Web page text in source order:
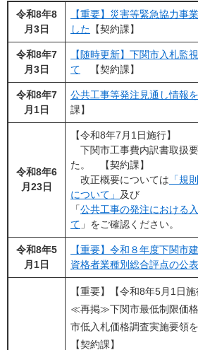
令和8年8
月3日
【重要】災害等緊急協力事
した 【契約課】
令和8年7
月3日
【随時更新】下関市入札監
て 【契約課】
令和8年7
月1日
公共工事等発注見通し情報
課】
令和8年6
月23日
【令和8年7月1日施行】
下関市工事費内訳書取扱
た。 【契約課】
改正概要については 「規
について」 及び
「公共工事の発注における
て 」をご確認ください。
令和8年5
月1日
【重要】令和８年度下関市
資格者業種別総合評点の公
【重要】【令和8年5月1日施
≪再掲≫下関市最低制限価
市低入札価格調査実施要領
【契約課】